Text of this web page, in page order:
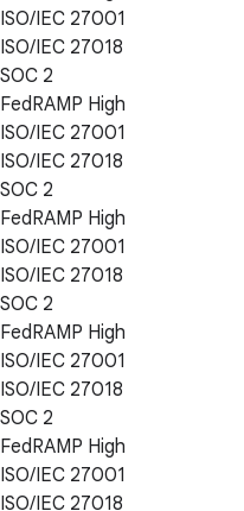
ISO/IEC 27001
ISO/IEC 27018
SOC 2
FedRAMP High
ISO/IEC 27001
ISO/IEC 27018
SOC 2
FedRAMP High
ISO/IEC 27001
ISO/IEC 27018
SOC 2
FedRAMP High
ISO/IEC 27001
ISO/IEC 27018
SOC 2
FedRAMP High
ISO/IEC 27001
ISO/IEC 27018